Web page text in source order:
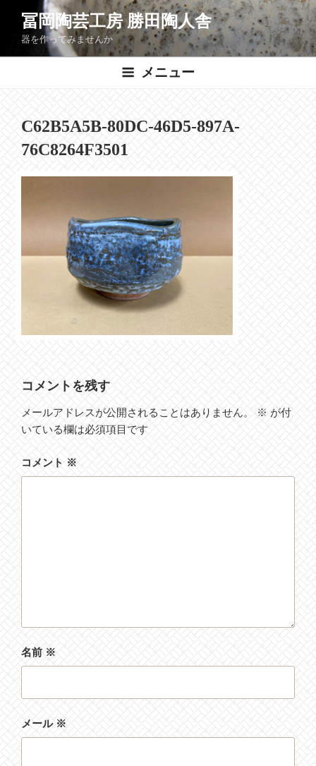
ン
へ
ス
キ
ッ
プ
冨岡陶芸工房 勝田陶人舎
器を作ってみませんか
メニュー
C62B5A5B-80DC-46D5-897A-
76C8264F3501
コメントを残す
メールアドレスが公開されることはありません。 ※が付
いている欄は必須項目です
コメント※
名前※
メール※